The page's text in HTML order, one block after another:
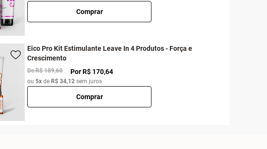
Comprar
Eico Pro Kit Estimulante Leave In 4 Produtos - Força e
Crescimento
De R$ 189,60 Por R$ 170,64
ou 5x de R$ 34,12 sem juros
Comprar